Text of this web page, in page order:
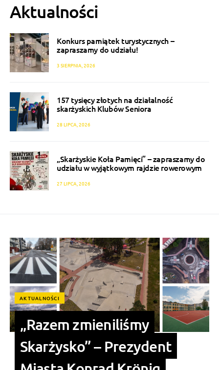
Aktualności
Konkurs pamiątek turystycznych –
zapraszamy do udziału!
3 SIERPNIA, 2026
157 tysięcy złotych na działalność
skarżyskich Klubów Seniora
28 LIPCA, 2026
„Skarżyskie Koła Pamięci” – zapraszamy do
udziału w wyjątkowym rajdzie rowerowym
27 LIPCA, 2026
AKTUALNOŚCI
„Razem zmieniliśmy
Skarżysko” – Prezydent